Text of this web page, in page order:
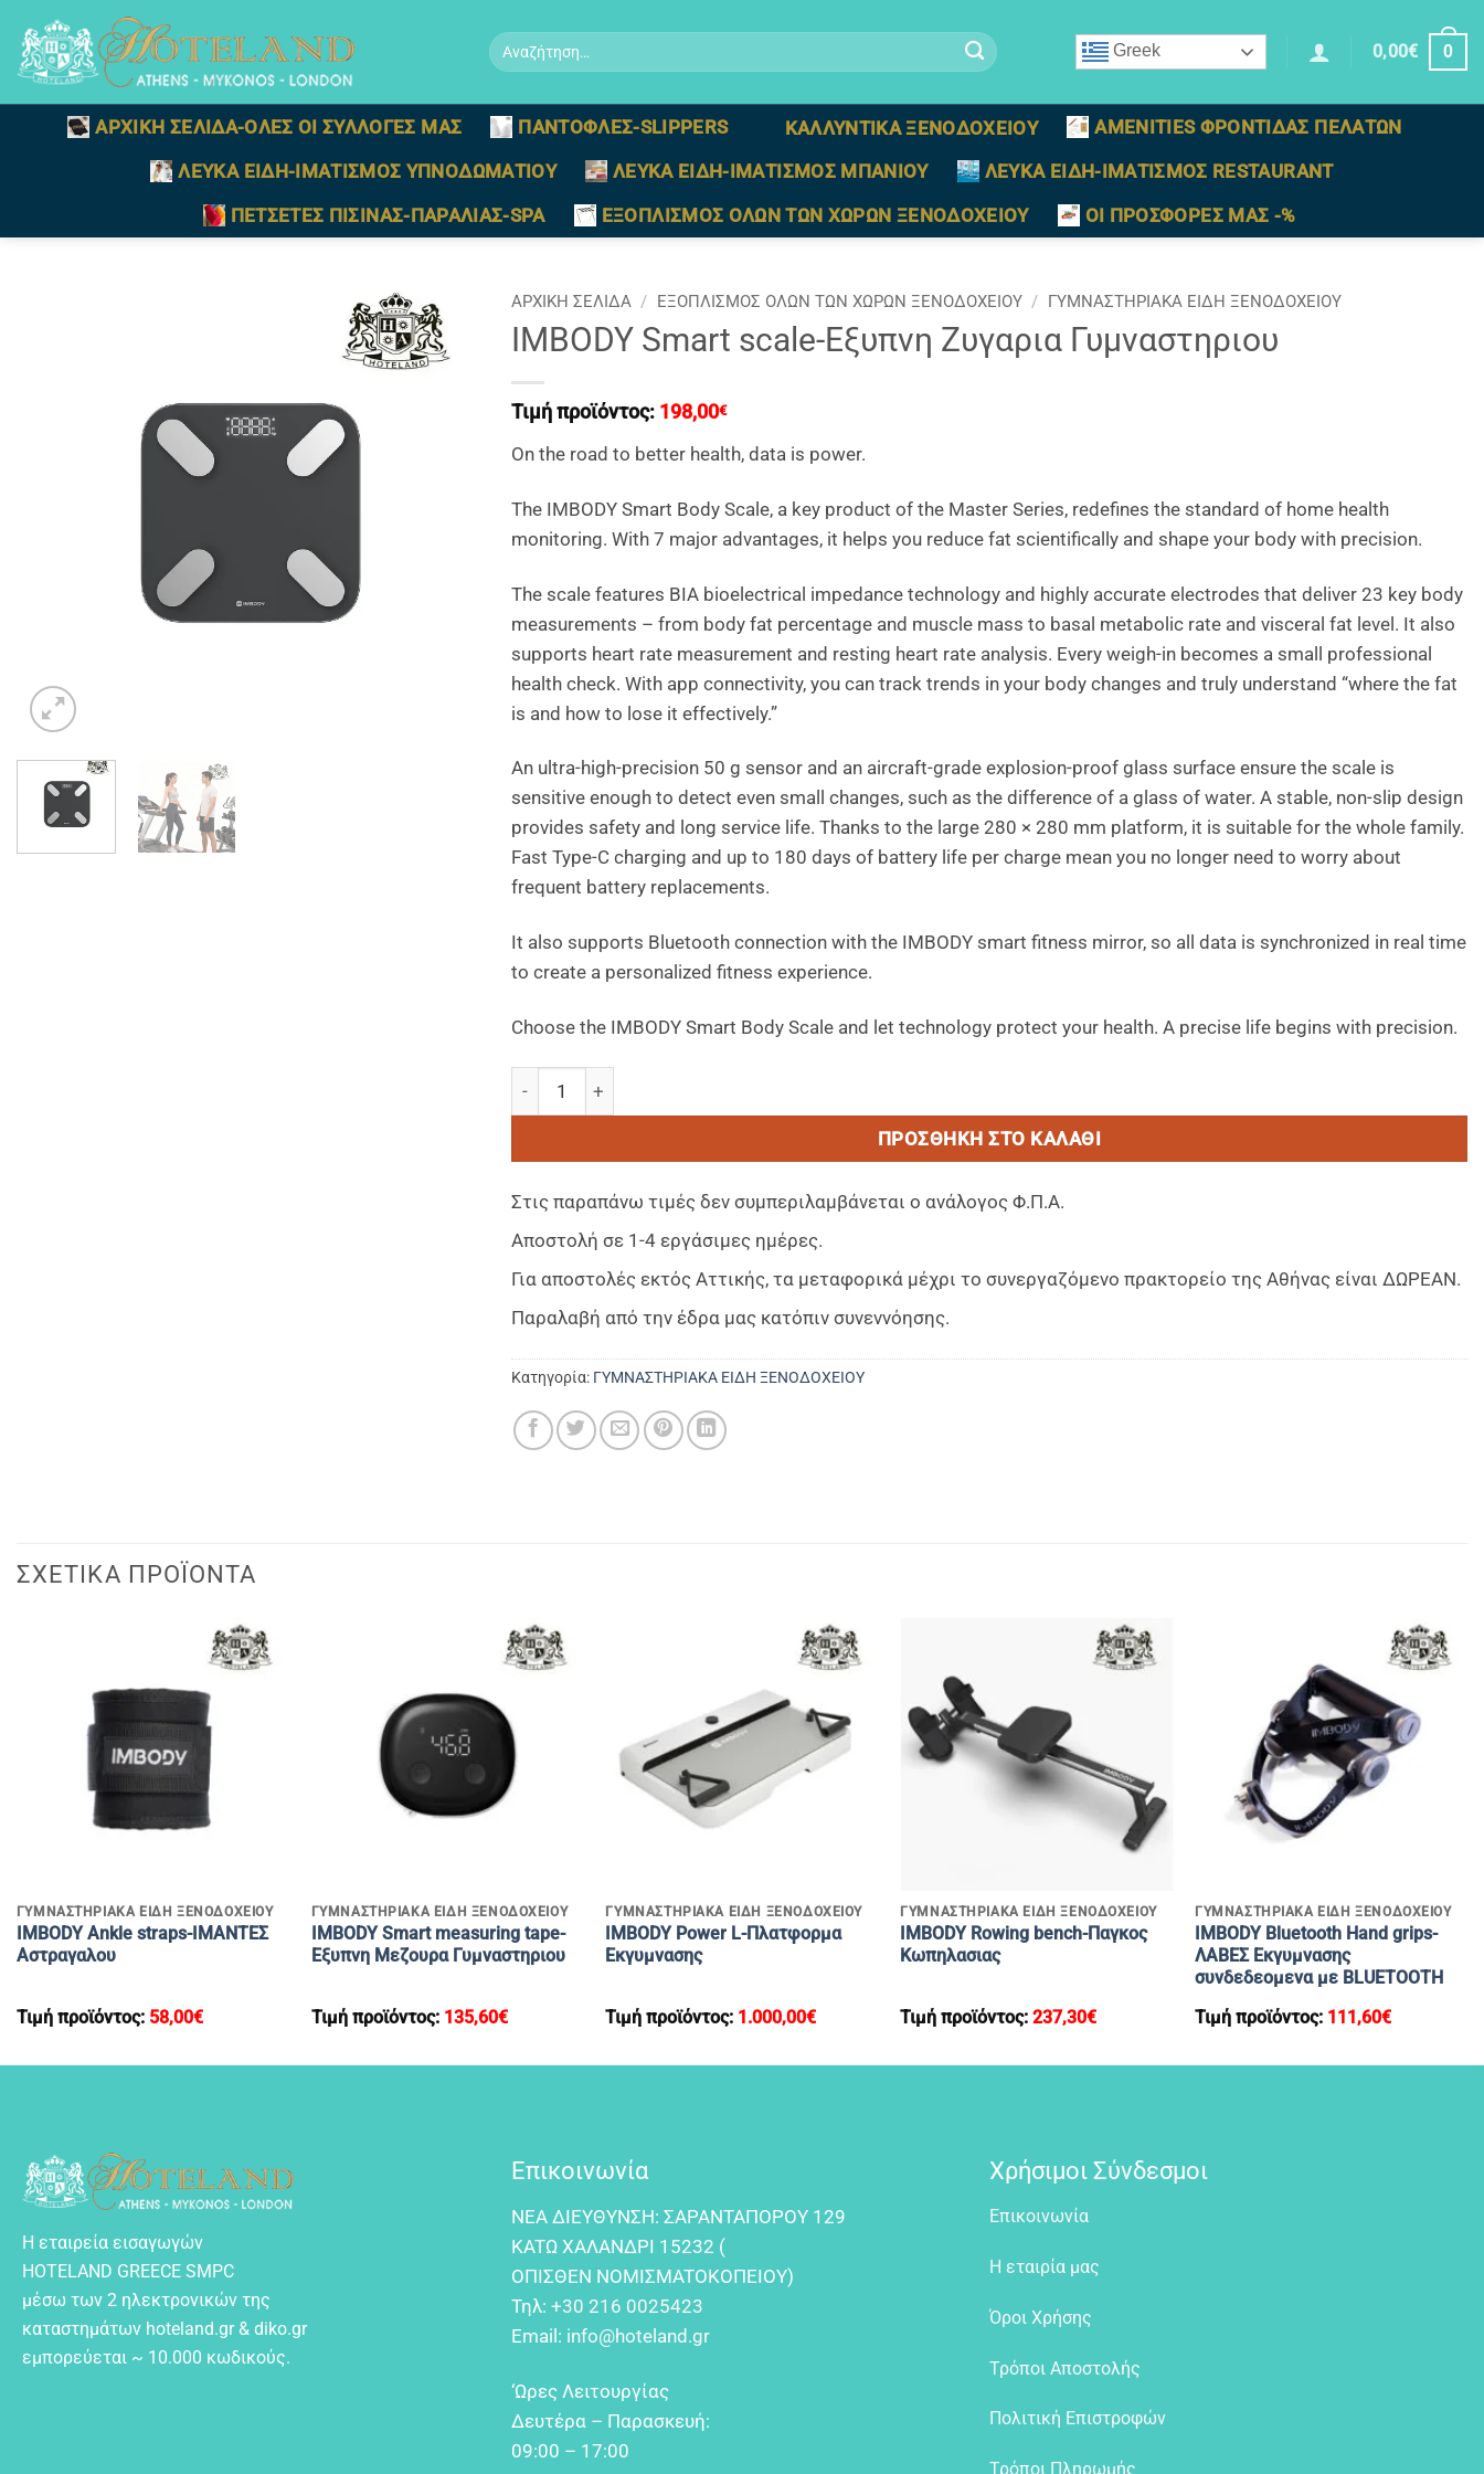
στο
περιεχόμενο
Αναζήτηση
για:
Greek 0,00€ 0
ΑΡΧΙΚΗ ΣΕΛΙΔΑ-ΟΛΕΣ ΟΙ ΣΥΛΛΟΓΕΣ ΜΑΣ ΠΑΝΤΟΦΛΕΣ-SLIPPERS ΚΑΛΛΥΝΤΙΚΑ ΞΕΝΟΔΟΧΕΙΟΥ
AMENITIES ΦΡΟΝΤΙΔΑΣ ΠΕΛΑΤΩΝ
ΛΕΥΚΑ ΕΙΔΗ-ΙΜΑΤΙΣΜΟΣ ΥΠΝΟΔΩΜΑΤΙΟΥ
ΛΕΥΚΑ ΕΙΔΗ-ΙΜΑΤΙΣΜΟΣ ΜΠΑΝΙΟΥ
ΛΕΥΚΑ ΕΙΔΗ-ΙΜΑΤΙΣΜΟΣ RESTAURANT
ΠΕΤΣΕΤΕΣ ΠΙΣΙΝΑΣ-ΠΑΡΑΛΙΑΣ-SPA
ΕΞΟΠΛΙΣΜΟΣ ΟΛΩΝ ΤΩΝ ΧΩΡΩΝ ΞΕΝΟΔΟΧΕΙΟΥ ΟΙ ΠΡΟΣΦΟΡΕΣ ΜΑΣ -%
ΑΡΧΙΚΉ ΣΕΛΊΔΑ / ΕΞΟΠΛΙΣΜΟΣ ΟΛΩΝ ΤΩΝ ΧΩΡΩΝ ΞΕΝΟΔΟΧΕΙΟΥ / ΓΥΜΝΑΣΤΗΡΙΑΚΑ ΕΙΔΗ ΞΕΝΟΔΟΧΕΙΟΥ
IMBODY Smart scale-Εξυπνη Ζυγαρια Γυμναστηριου
Τιμή προϊόντος: 198,00€
On the road to better health, data is power.
The IMBODY Smart Body Scale, a key product of the Master Series, redefines the standard of home health
monitoring. With 7 major advantages, it helps you reduce fat scientifically and shape your body with precision.
The scale features BIA bioelectrical impedance technology and highly accurate electrodes that deliver 23 key body
measurements – from body fat percentage and muscle mass to basal metabolic rate and visceral fat level. It also
supports heart rate measurement and resting heart rate analysis. Every weigh-in becomes a small professional
health check. With app connectivity, you can track trends in your body changes and truly understand “where the fat
is and how to lose it effectively.”
An ultra-high-precision 50 g sensor and an aircraft-grade explosion-proof glass surface ensure the scale is
sensitive enough to detect even small changes, such as the difference of a glass of water. A stable, non-slip design
provides safety and long service life. Thanks to the large 280 × 280 mm platform, it is suitable for the whole family.
Fast Type-C charging and up to 180 days of battery life per charge mean you no longer need to worry about
frequent battery replacements.
It also supports Bluetooth connection with the IMBODY smart fitness mirror, so all data is synchronized in real time
to create a personalized fitness experience.
Choose the IMBODY Smart Body Scale and let technology protect your health. A precise life begins with precision.
IMBODY Smart scale-Εξυπνη Ζυγαρια Γυμναστηριου ποσότητα
ΠΡΟΣΘΉΚΗ ΣΤΟ ΚΑΛΆΘΙ
Στις παραπάνω τιμές δεν συμπεριλαμβάνεται ο ανάλογος Φ.Π.Α.
Αποστολή σε 1-4 εργάσιμες ημέρες.
Για αποστολές εκτός Αττικής, τα μεταφορικά μέχρι το συνεργαζόμενο πρακτορείο της Αθήνας είναι ΔΩΡΕΑΝ.
Παραλαβή από την έδρα μας κατόπιν συνεννόησης.
Κατηγορία: ΓΥΜΝΑΣΤΗΡΙΑΚΑ ΕΙΔΗ ΞΕΝΟΔΟΧΕΙΟΥ
ΣΧΕΤΙΚΆ ΠΡΟΪΌΝΤΑ
ΓΥΜΝΑΣΤΗΡΙΑΚΑ ΕΙΔΗ ΞΕΝΟΔΟΧΕΙΟΥ
IMBODY Ankle straps-IMANTEΣ
Αστραγαλου
Τιμή προϊόντος: 58,00€
ΓΥΜΝΑΣΤΗΡΙΑΚΑ ΕΙΔΗ ΞΕΝΟΔΟΧΕΙΟΥ
IMBODY Smart measuring tape-
Εξυπνη Μεζουρα Γυμναστηριου
Τιμή προϊόντος: 135,60€
ΓΥΜΝΑΣΤΗΡΙΑΚΑ ΕΙΔΗ ΞΕΝΟΔΟΧΕΙΟΥ
IMBODY Power L-Πλατφορμα
Εκγυμνασης
Τιμή προϊόντος: 1.000,00€
ΓΥΜΝΑΣΤΗΡΙΑΚΑ ΕΙΔΗ ΞΕΝΟΔΟΧΕΙΟΥ
IMBODY Rowing bench-Παγκος
Κωπηλασιας
Τιμή προϊόντος:237,30€
ΓΥΜΝΑΣΤΗΡΙΑΚΑ ΕΙΔΗ ΞΕΝΟΔΟΧΕΙΟΥ
IMBODY Bluetooth Hand grips-
ΛΑΒΕΣ Εκγυμνασης
συνδεδεομενα με BLUETOOTH
Τιμή προϊόντος: 111,60€
Η εταιρεία εισαγωγών
HOTELAND GREECE SMPC
μέσω των 2 ηλεκτρονικών της
καταστημάτων hoteland.gr & diko.gr
εμπορεύεται ~ 10.000 κωδικούς.
Επικοινωνία
NEA ΔIEYΘYNΣH: ΣAPANTAΠOPOY 129
KATΩ XAΛANΔPI 15232 (
OΠIΣΘEN NOMIΣMATOKOΠEIOY)
Τηλ: +30 216 0025423
Email: info@hoteland.gr
‘Ωρες Λειτουργίας
Δευτέρα – Παρασκευή:
09:00 – 17:00
Χρήσιμοι Σύνδεσμοι
Επικοινωνία
Η εταιρία μας
Όροι Χρήσης
Τρόποι Αποστολής
Πολιτική Επιστροφών
Τρόποι Πληρωμής